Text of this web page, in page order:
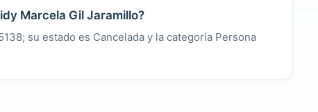
Marcela Gil Jaramillo?
su estado es Cancelada y la categoría Persona